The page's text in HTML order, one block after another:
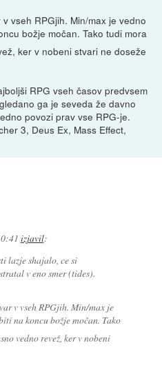
vseh RPGjih. Min/max je vedno
božje močan. Tako tudi mora
ker v nobeni stvari ne doseže
RPG vseh časov predvsem
ga je seveda že davno
povozi prav vse RPG-je.
3, Deus Ex, Mass Effect,
izjavil:
lazje shajalo, ce si
v eno smer (tides).
v vseh RPGjih. Min/max je
na koncu božje močan. Tako
vedno revež, ker v nobeni